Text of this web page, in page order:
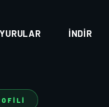
İNDIR